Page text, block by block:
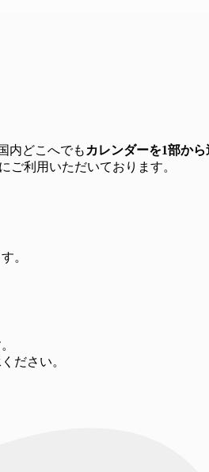
内どこへでも カレンダーを1部か
ご利用いただいております。
。
ださい。